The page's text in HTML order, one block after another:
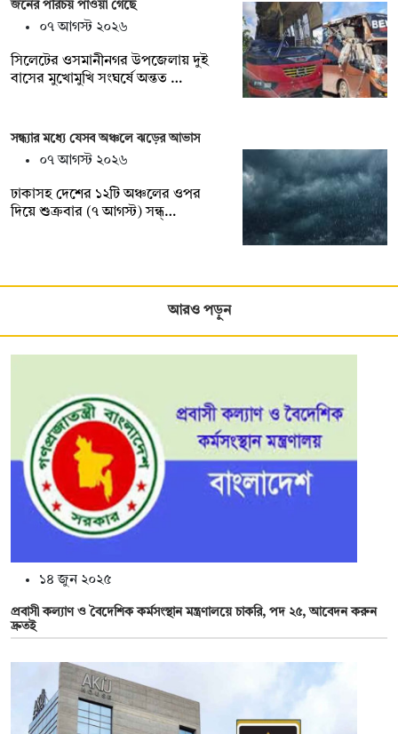
জনের পরিচয় পাওয়া গেছে
০৭ আগস্ট ২০২৬
সিলেটের ওসমানীনগর উপজেলায় দুই
বাসের মুখোমুখি সংঘর্ষে অন্তত …
সন্ধ্যার মধ্যে যেসব অঞ্চলে ঝড়ের আভাস
০৭ আগস্ট ২০২৬
ঢাকাসহ দেশের ১২টি অঞ্চলের ওপর
দিয়ে শুক্রবার (৭ আগস্ট) সন্ধ্…
আরও পড়ুন
১৪ জুন ২০২৫
প্রবাসী কল্যাণ ও বৈদেশিক কর্মসংস্থান মন্ত্রণালয়ে চাকরি, পদ ২৫, আবেদন করুন
দ্রুতই